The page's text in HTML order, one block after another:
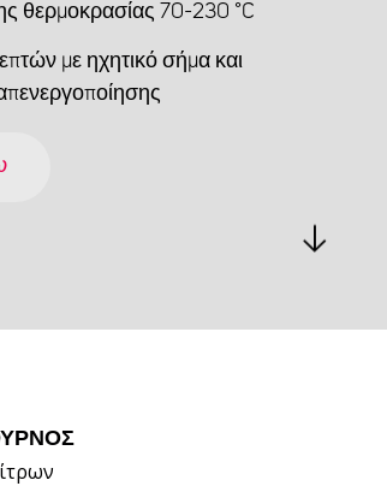
θερμοκρασίας 70-230 °C
με ηχητικό σήμα και